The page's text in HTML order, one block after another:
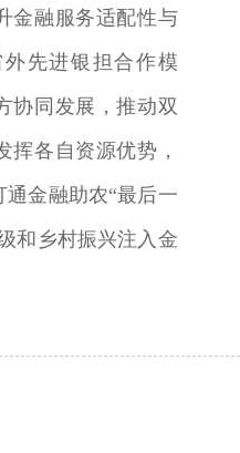
金融服务适配性与
先进银担合作模
协同发展，推动双
挥各自资源优势，
金融助农“最后一
和乡村振兴注入金